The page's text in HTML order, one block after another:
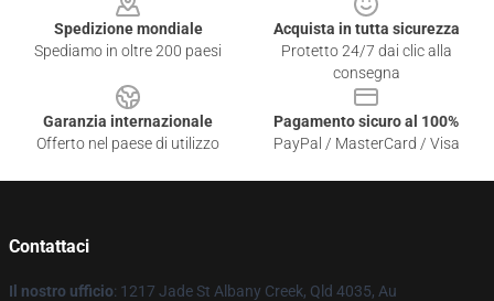
Spedizione mondiale
Spediamo in oltre 200 paesi
Acquista in tutta sicurezza
Protetto 24/7 dai clic alla
consegna
Garanzia internazionale
Offerto nel paese di utilizzo
Pagamento sicuro al 100%
PayPal / MasterCard / Visa
Contattaci
Il nostro ufficio: 1217 Jade St Albany Creek, Qld 4035, Au